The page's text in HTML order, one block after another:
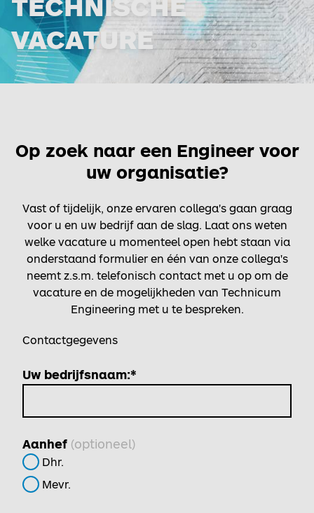
VACATURE
Op zoek naar een Engineer voor
uw organisatie?
Vast of tijdelijk, onze ervaren collega's gaan graag
voor u en uw bedrijf aan de slag. Laat ons weten
welke vacature u momenteel open hebt staan via
onderstaand formulier en één van onze collega's
neemt z.s.m. telefonisch contact met u op om de
vacature en de mogelijkheden van Technicum
Engineering met u te bespreken.
Contactgegevens
Uw bedrijfsnaam:*
Aanhef (optioneel)
Dhr.
Mevr.